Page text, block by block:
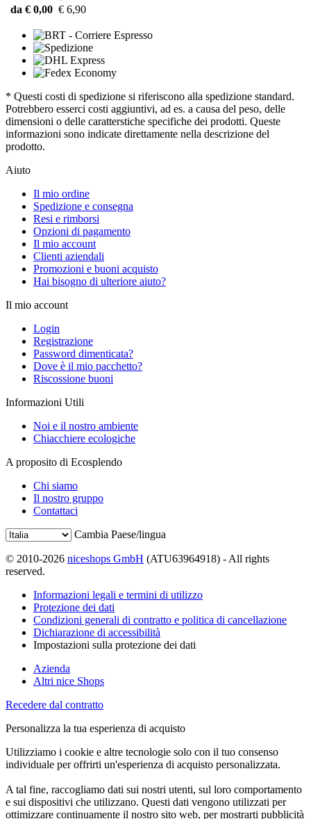
da € 0,00 € 6,90
* Questi costi di spedizione si riferiscono alla spedizione standard.
Potrebbero esserci costi aggiuntivi, ad es. a causa del peso, delle
dimensioni o delle caratterstiche specifiche dei prodotti. Queste
informazioni sono indicate direttamente nella descrizione del
prodotto.
Aiuto
Il mio ordine
Spedizione e consegna
Resi e rimborsi
Opzioni di pagamento
Il mio account
Clienti aziendali
Promozioni e buoni acquisto
Hai bisogno di ulteriore aiuto?
Il mio account
Login
Registrazione
Password dimenticata?
Dove è il mio pacchetto?
Riscossione buoni
Informazioni Utili
Noi e il nostro ambiente
Chiacchiere ecologiche
A proposito di Ecosplendo
Chi siamo
Il nostro gruppo
Contattaci
Cambia Paese/lingua
© 2010-2026 niceshops GmbH (ATU63964918) - All rights
reserved.
Informazioni legali e termini di utilizzo
Protezione dei dati
Condizioni generali di contratto e politica di cancellazione
Dichiarazione di accessibilità
Impostazioni sulla protezione dei dati
Azienda
Altri nice Shops
Recedere dal contratto
Personalizza la tua esperienza di acquisto
Utilizziamo i cookie e altre tecnologie solo con il tuo consenso
individuale per offrirti un'esperienza di acquisto personalizzata.
A tal fine, raccogliamo dati sui nostri utenti, sul loro comportamento
e sui dispositivi che utilizzano. Questi dati vengono utilizzati per
ottimizzare continuamente il nostro sito web, per mostrarti pubblicità